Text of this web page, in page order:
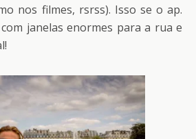
nos filmes, rsrss). Isso se o ap.
janelas enormes para a rua e